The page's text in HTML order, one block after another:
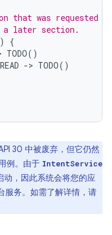
that was requested
a later section.
)
{
TODO()
-> TODO()
30 中被废弃，但它仍然
例。由于 IntentService
动，因此系统会将您的应
服务。如需了解详情，请